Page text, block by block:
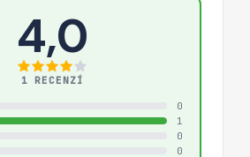
4,0
1 RECENZÍ
0
1
0
0